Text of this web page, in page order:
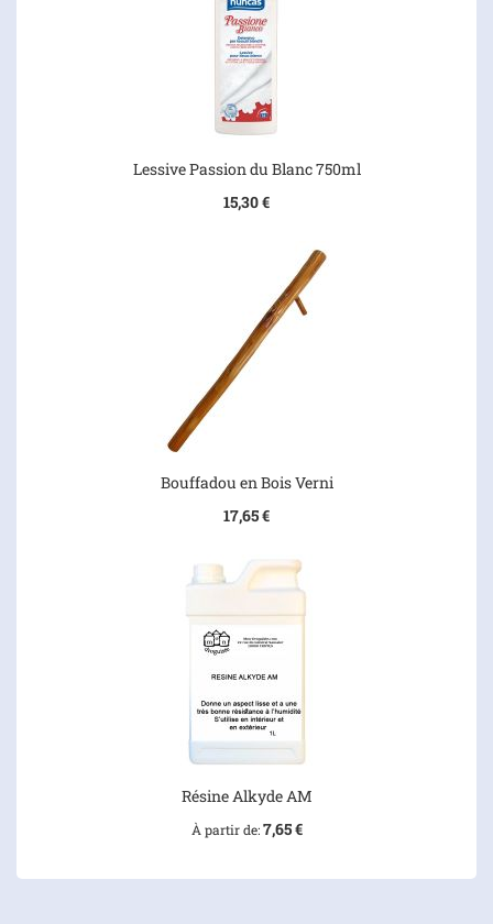
Lessive Passion du Blanc 750ml
15,30 €
Bouffadou en Bois Verni
17,65 €
Résine Alkyde AM
À partir de 7,65 €